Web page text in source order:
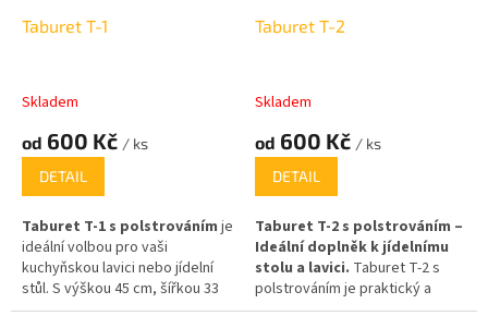
vzhled.
Taburet T-1
Skladem
od 600 Kč / ks
DETAIL
Taburet T-1 s polstrováním je
ideální volbou pro vaši
kuchyňskou lavici nebo jídelní
stůl. S výškou 45 cm, šířkou 33
cm a hloubkou 36 cm se
Taburet T-2
Skladem
od 600 Kč / ks
DETAIL
Taburet T-2 s polstrováním –
Ideální doplněk k jídelnímu
stolu a lavici. Taburet T-2 s
polstrováním je praktický a
stylový kus nábytku, který